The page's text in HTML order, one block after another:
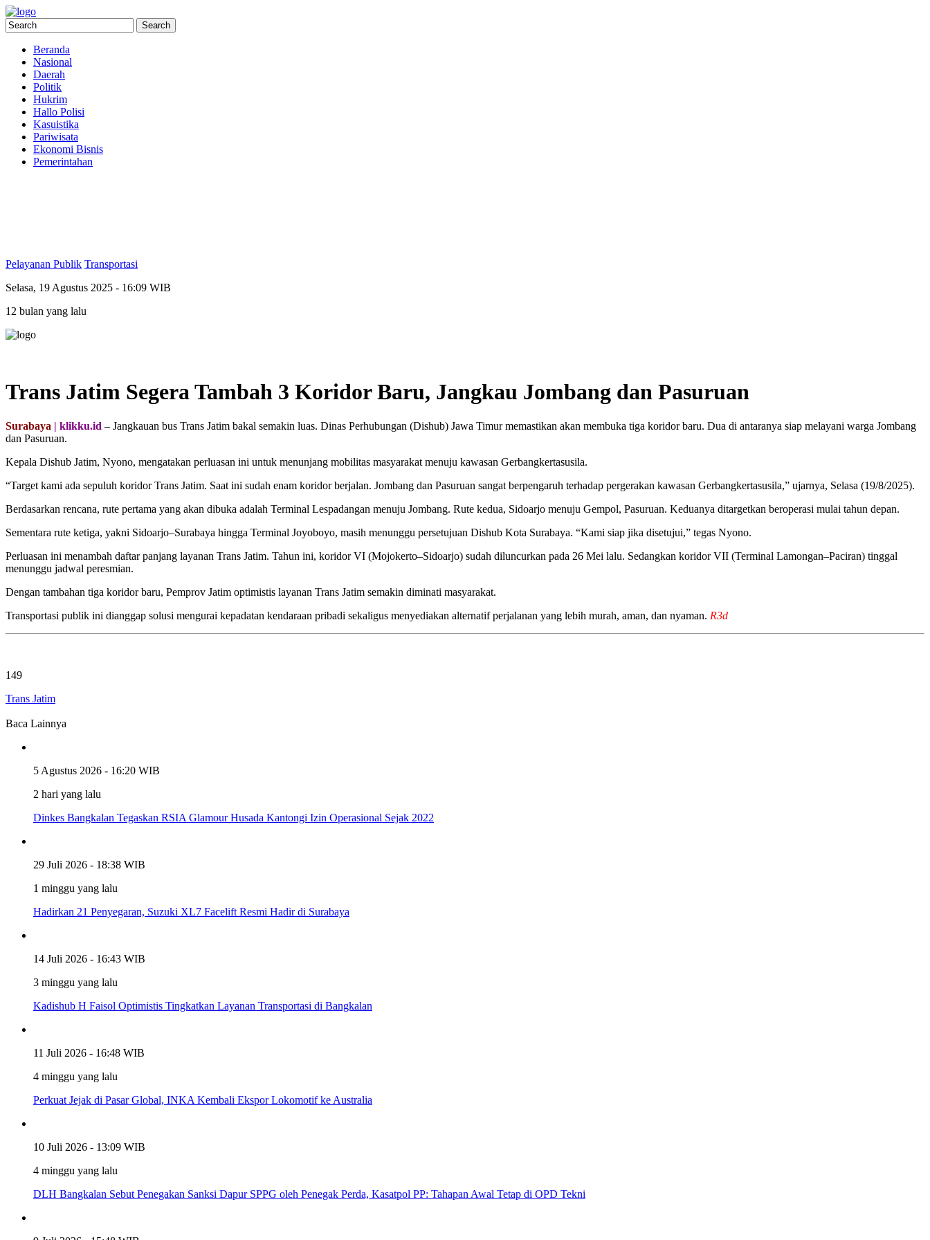
Beranda
Nasional
Daerah
Politik
Hukrim
Hallo Polisi
Kasuistika
Pariwisata
Ekonomi Bisnis
Pemerintahan
Pelayanan Publik Transportasi
Selasa, 19 Agustus 2025 - 16:09 WIB
12 bulan yang lalu
Trans Jatim Segera Tambah 3 Koridor Baru, Jangkau Jombang dan Pasuruan
Surabaya | klikku.id – Jangkauan bus Trans Jatim bakal semakin luas. Dinas Perhubungan (Dishub) Jawa Timur memastikan akan membuka tiga koridor baru. Dua di antaranya siap melayani warga Jombang
dan Pasuruan.
Kepala Dishub Jatim, Nyono, mengatakan perluasan ini untuk menunjang mobilitas masyarakat menuju kawasan Gerbangkertasusila.
“Target kami ada sepuluh koridor Trans Jatim. Saat ini sudah enam koridor berjalan. Jombang dan Pasuruan sangat berpengaruh terhadap pergerakan kawasan Gerbangkertasusila,” ujarnya, Selasa (19/8/2025).
Berdasarkan rencana, rute pertama yang akan dibuka adalah Terminal Lespadangan menuju Jombang. Rute kedua, Sidoarjo menuju Gempol, Pasuruan. Keduanya ditargetkan beroperasi mulai tahun depan.
Sementara rute ketiga, yakni Sidoarjo–Surabaya hingga Terminal Joyoboyo, masih menunggu persetujuan Dishub Kota Surabaya. “Kami siap jika disetujui,” tegas Nyono.
Perluasan ini menambah daftar panjang layanan Trans Jatim. Tahun ini, koridor VI (Mojokerto–Sidoarjo) sudah diluncurkan pada 26 Mei lalu. Sedangkan koridor VII (Terminal Lamongan–Paciran) tinggal
menunggu jadwal peresmian.
Dengan tambahan tiga koridor baru, Pemprov Jatim optimistis layanan Trans Jatim semakin diminati masyarakat.
Transportasi publik ini dianggap solusi mengurai kepadatan kendaraan pribadi sekaligus menyediakan alternatif perjalanan yang lebih murah, aman, dan nyaman. R3d
149
Trans Jatim
Baca Lainnya
5 Agustus 2026 - 16:20 WIB
2 hari yang lalu
Dinkes Bangkalan Tegaskan RSIA Glamour Husada Kantongi Izin Operasional Sejak 2022
29 Juli 2026 - 18:38 WIB
1 minggu yang lalu
Hadirkan 21 Penyegaran, Suzuki XL7 Facelift Resmi Hadir di Surabaya
14 Juli 2026 - 16:43 WIB
3 minggu yang lalu
Kadishub H Faisol Optimistis Tingkatkan Layanan Transportasi di Bangkalan
11 Juli 2026 - 16:48 WIB
4 minggu yang lalu
Perkuat Jejak di Pasar Global, INKA Kembali Ekspor Lokomotif ke Australia
10 Juli 2026 - 13:09 WIB
4 minggu yang lalu
DLH Bangkalan Sebut Penegakan Sanksi Dapur SPPG oleh Penegak Perda, Kasatpol PP: Tahapan Awal Tetap di OPD Tekni